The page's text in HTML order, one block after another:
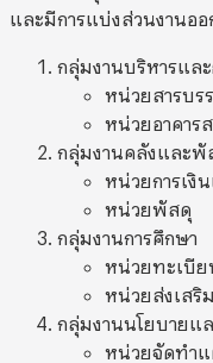
และมีการแบ่งส่วนงานอ
กลุ่มงานบริหารและ
หน่วยสารบร
หน่วยอาคาร
กลุ่มงานคลังและพั
หน่วยการเงิ
หน่วยพัสดุ
กลุ่มงานการศึกษา
หน่วยทะเบีย
หน่วยส่งเสริ
กลุ่มงานนโยบายแ
หน่วยจัดทำแ